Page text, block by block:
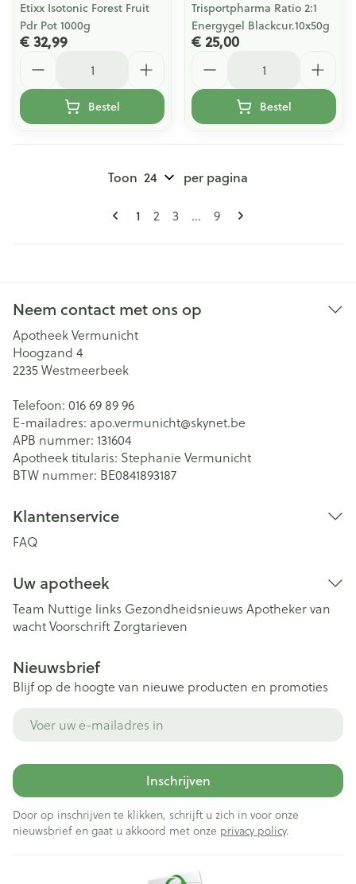
Etixx Isotonic Forest Fruit
Pdr Pot 1000g
€ 32,99
Bestel
Trisportpharma Ratio 2:1
Energygel Blackcur.10x50g
€ 25,00
Bestel
Pagina's
U lees momenteel pagina
1 Pagina
2 Pagina
3 ... Pagina
9
Toon per pagina
Neem contact met ons op
Apotheek Vermunicht
Hoogzand 4
2235Westmeerbeek
Telefoon: 016 69 89 96
E-mailadres: apo.vermunicht@skynet.be
APB nummer: 131604
Apotheek titularis: Stephanie Vermunicht
BTW nummer: BE0841893187
Klantenservice
FAQ
Uw apotheek
Team Nuttige links Gezondheidsnieuws Apotheker van
wachtVoorschriftZorgtarieven
Nieuwsbrief
Blijf op de hoogte van nieuwe producten en promoties
Inschrijven
Door op inschrijven te klikken, schrijft u zich in voor onze
nieuwsbrief en gaat u akkoord met onze privacy policy.